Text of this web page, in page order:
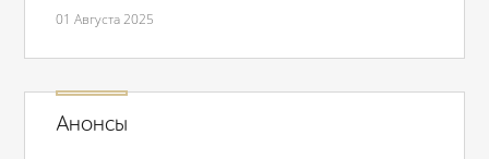
01 Августа 2025
Анонсы